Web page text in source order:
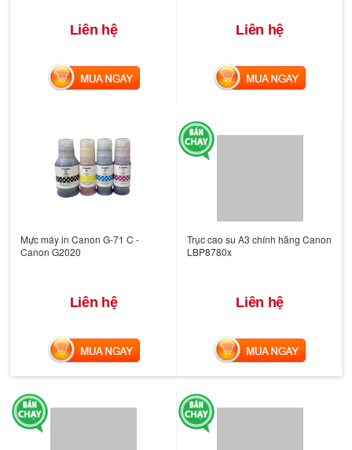
Liên hệ
MUA NGAY
Liên hệ
MUA NGAY
Mực máy in Canon G-71 C -
Canon G2020
Liên hệ
MUA NGAY
Trục cao su A3 chính hãng Canon
LBP8780x
Liên hệ
MUA NGAY